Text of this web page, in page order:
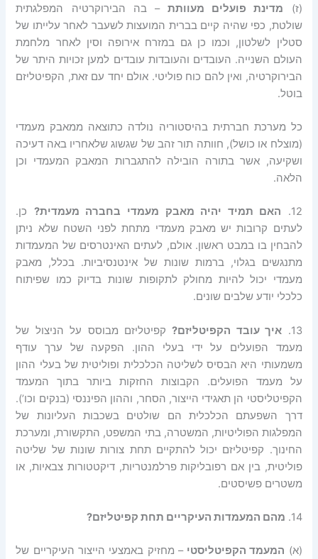
(ז) מדינת פועלים מעוותת– בה הבירוקרטיה המפלגתית
שולטת, כפי שהיה קיים בברית המועצות לשעבר לאחר עלייתו של
סטלין לשלטון, וכמו כן גם במזרח אירופה וסין לאחר מלחמת
העולם השנייה. העובדים והעובדות עובדים למען זכויות היתר של
הבירוקרטיה, ואין להם כוח פוליטי. אולם יחד עם זאת, הקפיטליזם
בוטל.
כל מערכת חברתית בהיסטוריה נולדה כתוצאה ממאבק מעמדי
(מוצלח או כושל), חוותה תור זהב של שגשוג שלאחריו באה דעיכה
ושקיעה, אשר בתורה הובילה להתגברות המאבק המעמדי וכן
הלאה.
12. האם תמיד יהיה מאבק מעמדי בחברה מעמדית? כן.
לעתים קרובות יש מאבק מעמדי מתחת לפני השטח שלא ניתן
להבחין בו במבט ראשון. אולם, לעתים האינטרסים של המעמדות
מתנגשים בגלוי, ברמות שונות של אינטנסיביות. בכלל, מאבק
מעמדי יכול להיות מחולק לתקופות שונות בדיוק כמו שפיתוח
כלכלי יודע שלבים שונים.
13. איך עובד הקפיטליזם?קפיטליזם מבוסס על הניצול של
מעמד הפועלים על ידי בעלי ההון. הפקעה של ערך עודף
משמעותי היא הבסיס לשליטה הכלכלית ופוליטית של בעלי ההון
על מעמד הפועלים. הקבוצות החזקות ביותר בתוך המעמד
הקפיטליסטי הן תאגידי הייצור, הסחר, וההון הפיננסי (בנקים וכו’).
דרך השפעתם הכלכלית הם שולטים בשכבות העליונות של
המפלגות הפוליטיות, המשטרה, בתי המשפט, התקשורת, ומערכת
החינוך. קפיטליזם יכול להתקיים תחת צורות שונות של שליטה
פוליטית, בין אם רפובליקות פרלמנטריות, דיקטטורות צבאיות, או
משטרים פשיסטים.
14. מהם המעמדות העיקריים תחת קפיטליזם?
(א) המעמד הקפיטליסטי – מחזיק באמצעי הייצור העיקריים של